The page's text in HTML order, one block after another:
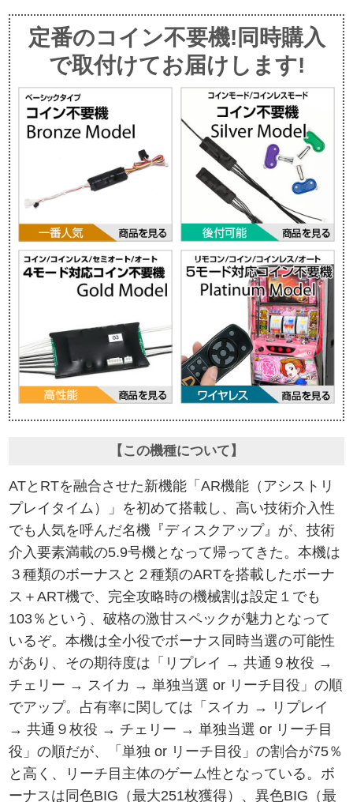
定番のコイン不要機!同時購入
で取付けてお届けします!
【この機種について】
ATとRTを融合させた新機能「AR機能（アシストリ
プレイタイム）」を初めて搭載し、高い技術介入性
でも人気を呼んだ名機『ディスクアップ』が、技術
介入要素満載の5.9号機となって帰ってきた。本機は
３種類のボーナスと２種類のARTを搭載したボーナ
ス＋ART機で、完全攻略時の機械割は設定１でも
103％という、破格の激甘スペックが魅力となって
いるぞ。本機は全小役でボーナス同時当選の可能性
があり、その期待度は「リプレイ → 共通９枚役 →
チェリー → スイカ → 単独当選 or リーチ目役」の順
でアップ。占有率に関しては「スイカ → リプレイ
→ 共通９枚役 → チェリー → 単独当選 or リーチ目
役」の順だが、「単独 or リーチ目役」の割合が75％
と高く、リーチ目主体のゲーム性となっている。ボ
ーナスは同色BIG（最大251枚獲得）、異色BIG（最